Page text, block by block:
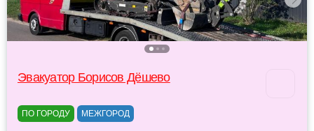
Эвакуатор Борисов Дёшево
ПО ГОРОДУ МЕЖГОРОД